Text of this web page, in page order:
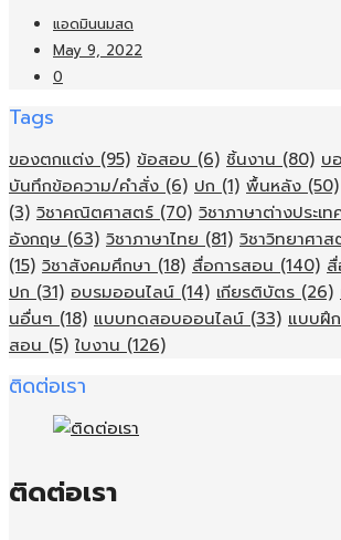
แอดมินนมสด
May 9, 2022
0
Tags
ของตกแต่ง (95) ข้อสอบ (6) ชิ้นงาน (80) บ
บันทึกข้อความ/คำสั่ง (6) ปก (1) พื้นหลัง (50)
(3) วิชาคณิตศาสตร์ (70) วิชาภาษาต่างประเท
อังกฤษ (63) วิชาภาษาไทย (81) วิชาวิทยาศาส
(15) วิชาสังคมศึกษา (18) สื่อการสอน (140)
ปก (31) อบรมออนไลน์ (14) เกียรติบัตร (26)
นอื่นๆ (18) แบบทดสอบออนไลน์ (33) แบบฝึ
สอน (5) ใบงาน (126)
ติดต่อเรา
ติดต่อเรา